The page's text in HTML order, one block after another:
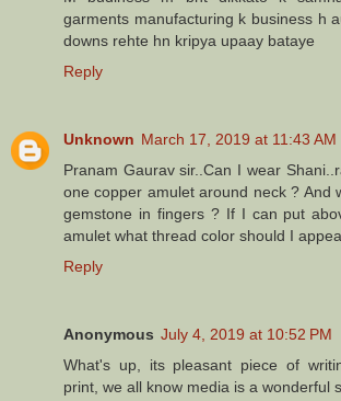
garments manufacturing k business h
downs rehte hn kripya upaay bataye
Reply
Unknown March 17, 2019 at 11:43 AM
Pranam Gaurav sir..Can I wear
one copper amulet around neck ? And
gemstone in fingers ? If I can put
amulet what thread color should I
Reply
Anonymous July 4, 2019 at 10:52 PM
What's up, its pleasant piece of
print, we all know media is a wonderful